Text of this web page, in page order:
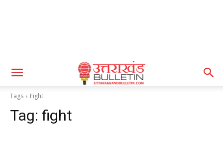
Tags Fight
Tag: fight